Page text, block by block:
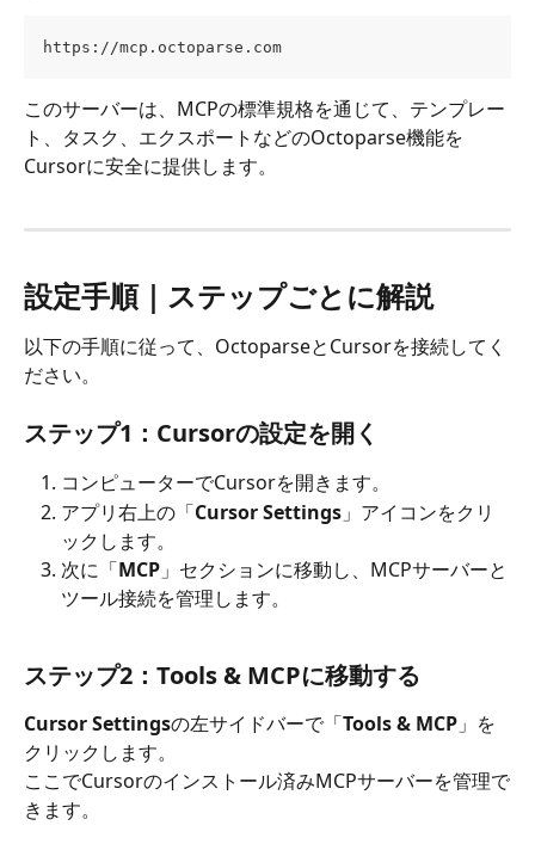
https://mcp.octoparse.com
このサーバーは、MCPの標準規格を通じて、テンプレー
ト、タスク、エクスポートなどのOctoparse機能を
Cursorに安全に提供します。
設定手順｜ステップごとに解説
以下の手順に従って、OctoparseとCursorを接続してく
ださい。
ステップ1：Cursorの設定を開く
コンピューターでCursorを開きます。
アプリ右上の「Cursor Settings 」アイコンをクリ
ックします。
次に「MCP 」セクションに移動し、MCPサーバーと
ツール接続を管理します。
ステップ2：Tools & MCPに移動する
CursorSettingsの左サイドバーで「Tools & MCP 」を
クリックします。
ここでCursorのインストール済みMCPサーバーを管理で
きます。